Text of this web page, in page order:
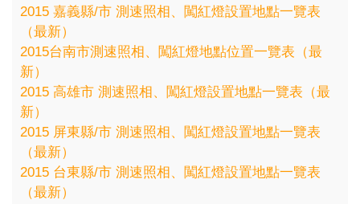
2015 嘉義縣/市 測速照相、闖紅燈設置地點一覽表
（最新）
2015台南市測速照相、闖紅燈地點位置一覽表（最
新）
2015 高雄市 測速照相、闖紅燈設置地點一覽表（最
新）
2015 屏東縣/市 測速照相、闖紅燈設置地點一覽表
（最新）
2015 台東縣/市 測速照相、闖紅燈設置地點一覽表
（最新）